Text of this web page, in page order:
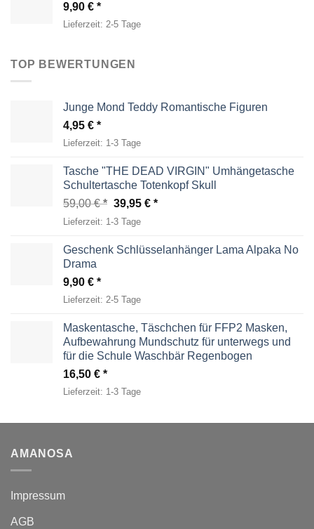
9,90 €
Lieferzeit: 2-5 Tage
TOP BEWERTUNGEN
Junge Mond Teddy Romantische Figuren
4,95 €
Lieferzeit: 1-3 Tage
Tasche "THE DEAD VIRGIN" Umhängetasche
Schultertasche Totenkopf Skull
59,00€
Ursprünglicher
Preis
59,00 €
39,95 € Aktueller
39,95 €.
Lieferzeit: 1-3 Tage
Geschenk Schlüsselanhänger Lama Alpaka No
Drama
9,90 €
Lieferzeit: 2-5 Tage
Maskentasche, Täschchen für FFP2 Masken,
Aufbewahrung Mundschutz für unterwegs und
für die Schule Waschbär Regenbogen
16,50 €
Lieferzeit: 1-3 Tage
AMANOSA
Impressum
AGB